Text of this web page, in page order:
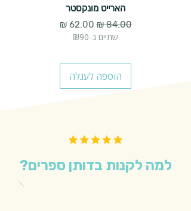
הארייט מונקסטר
מחיר רגיל‏84.00 ‏₪ מחיר מבצע
שתיים ב-₪90
הוספה לעגלה
למה לקנות בדותן ספרים?